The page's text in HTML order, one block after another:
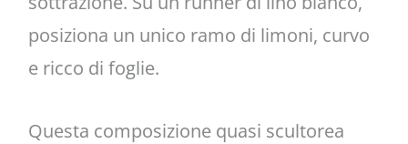
posiziona un unico ramo di limoni, curvo
e ricco di foglie.
Questa composizione quasi scultorea